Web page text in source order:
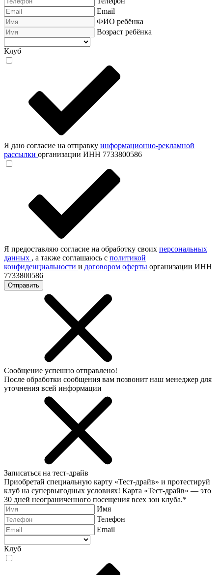
Email
ФИО ребёнка
Возраст ребёнка
Клуб
Я даю согласие на отправку информационно-рекламной
рассылки организации ИНН 7733800586
Я предоставляю согласие на обработку своих персональных
данных , а также соглашаюсь с политикой
конфиденциальности и договором оферты организации ИНН
7733800586
Отправить
Сообщение успешно отправлено!
После обработки сообщения вам позвонит наш менеджер для
уточнения всей информации
Записаться на тест-драйв
Приобретай специальную карту «Тест-драйв» и протестируй
клуб на супервыгодных условиях! Карта «Тест-драйв» — это
30 дней неограниченного посещения всех зон клуба.*
Имя
Телефон
Email
Клуб